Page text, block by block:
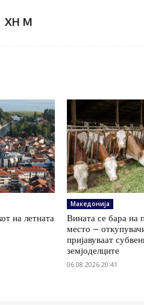
XH M
на летната
Македонија
Вината се бара на
место –
пријавуваат
земјоделците
06.08.2026 20:41